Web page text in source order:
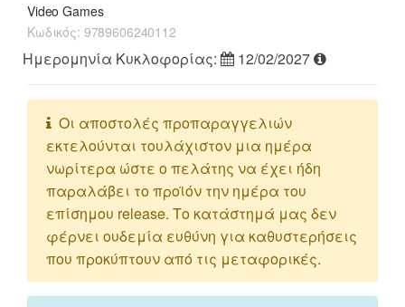
Video Games
Κωδικός: 9789606240112
Ημερομηνία Κυκλοφορίας: 12/02/2027
Οι αποστολές προπαραγγελιών
εκτελούνται τουλάχιστον μια ημέρα
νωρίτερα ώστε ο πελάτης να έχει ήδη
παραλάβει το προϊόν την ημέρα του
επίσημου release. Το κατάστημά μας δεν
φέρνει ουδεμία ευθύνη για καθυστερήσεις
που προκύπτουν από τις μεταφορικές.